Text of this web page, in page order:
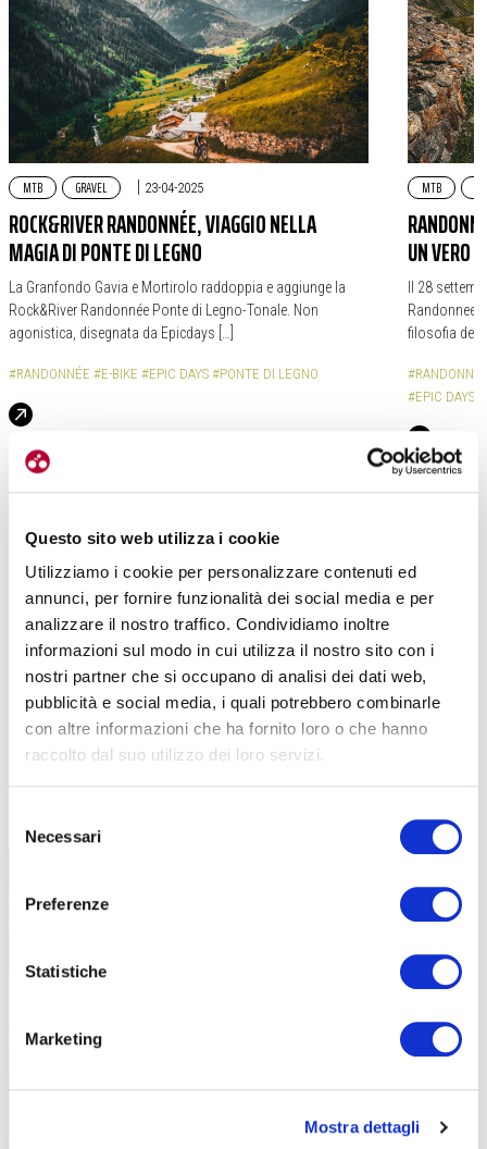
Questo sito web utilizza i cookie
Utilizziamo i cookie per personalizzare contenuti ed
annunci, per fornire funzionalità dei social media e per
analizzare il nostro traffico. Condividiamo inoltre
informazioni sul modo in cui utilizza il nostro sito con i
nostri partner che si occupano di analisi dei dati web,
pubblicità e social media, i quali potrebbero combinarle
con altre informazioni che ha fornito loro o che hanno
raccolto dal suo utilizzo dei loro servizi.
delNecessari
Preferenze
Statistiche
Marketing
Mostra dettagli
MTB GRAVEL | 23-04-2025
ROCK&RIVER RANDONNÉE, VIAGGIO NELLA
MAGIA DI PONTE DI LEGNO
La Granfondo Gavia e Mortirolo raddoppia e aggiunge la
Rock&River Randonnée Ponte di Legno-Tonale. Non
agonistica, disegnata da Epicdays […]
#RANDONNÉE #E-BIKE #EPIC DAYS #PONTE DI LEGNO
MTB
UN VERO
Il 28
Randonnee
filosofia del
#EPIC DAYS